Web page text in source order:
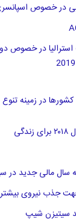
در خصوص
در خصوص
در زمینه
مالی جدید در
جهت جذب نیروی بیشتر
سیتیزن شیپ